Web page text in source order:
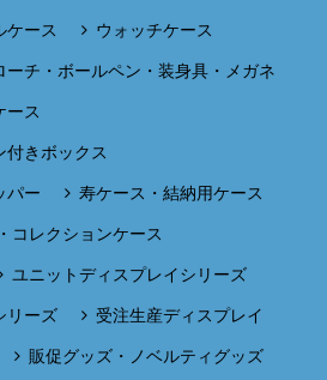
ケース ウォッチケース
ーチ・ボールペン・装身具・メガネ
ース
付きボックス
パー 寿ケース・結納用ケース
コレクションケース
ユニットディスプレイシリーズ
リーズ 受注生産ディスプレイ
販促グッズ・ノベルティグッズ